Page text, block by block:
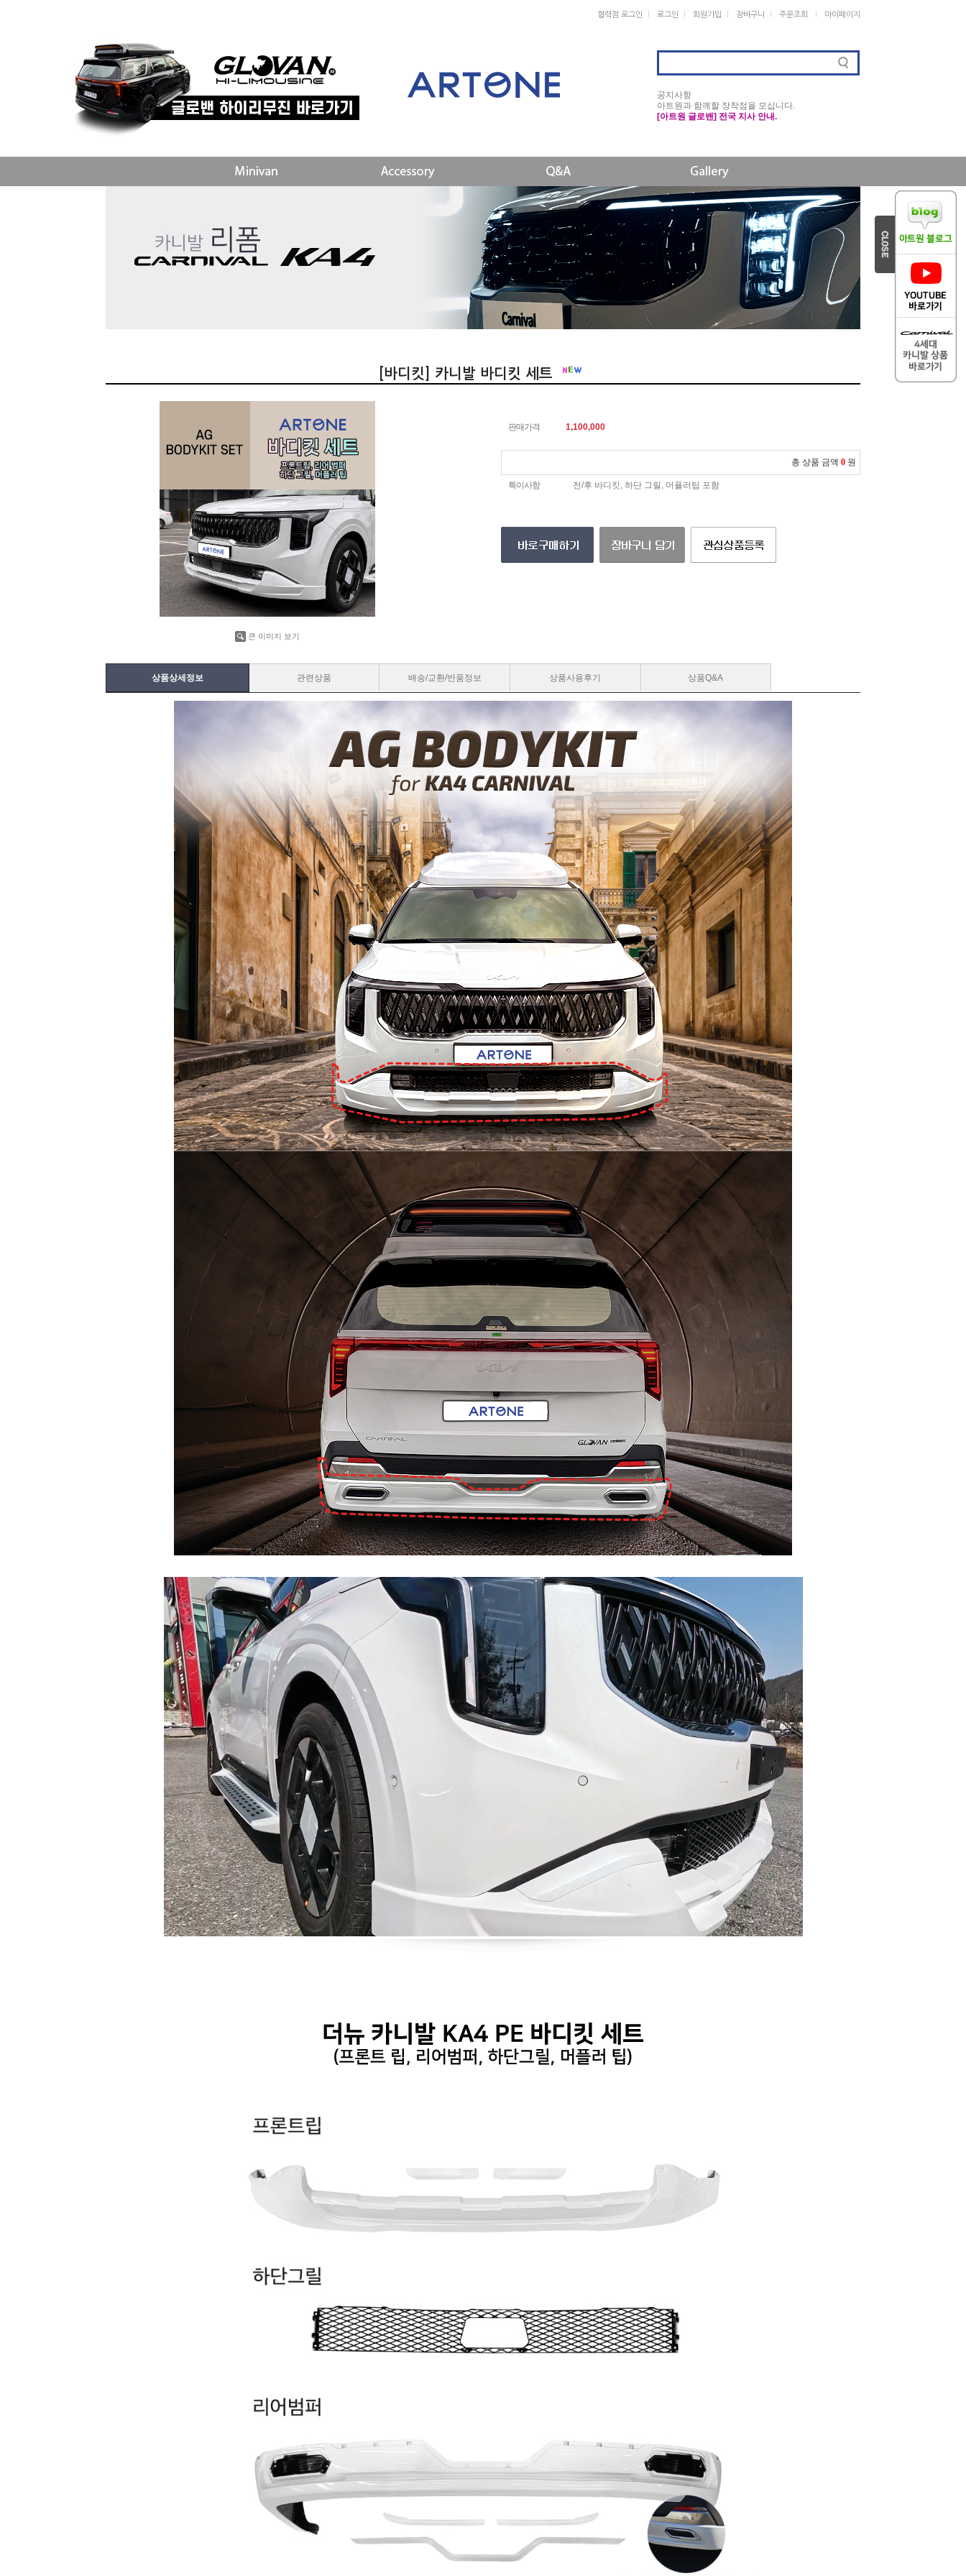
협력점 로그인 로그인 회원가입 장바구니 주문조회 마이페이지
공지사항
아트원과 함께할 장착점을 모십니다.
[아트원 글로밴] 전국 지사 안내.
큰 이미지 보기
[바디킷] 카니발 바디킷 세트
판매가격 1,100,000
총 상품 금액 0 원
특이사항 전/후 바디킷, 하단 그릴, 머플러팁 포함
상품상세정보 관련상품 배송/교환/반품정보 상품사용후기 상품Q&A